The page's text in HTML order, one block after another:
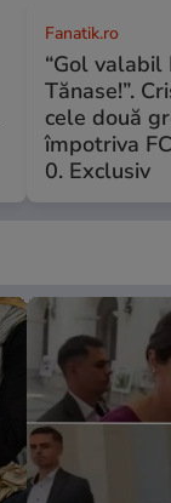
Fanatik.ro
“Gol
Tănase!”.
cele două
împotriva
0. Exclusiv